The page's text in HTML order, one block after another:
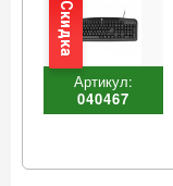
Артикул:
040467
Скидка